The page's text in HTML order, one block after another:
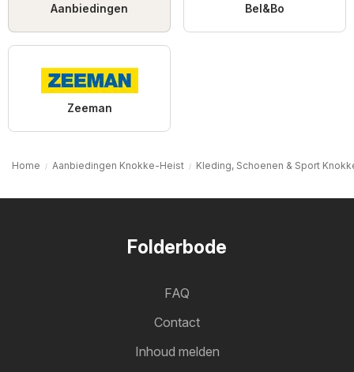
Aanbiedingen Bel&Bo
Zeeman
Home Aanbiedingen Knokke-Heist Kleding, Schoenen & Sport
Folderbode
FAQ
Contact
Inhoud melden